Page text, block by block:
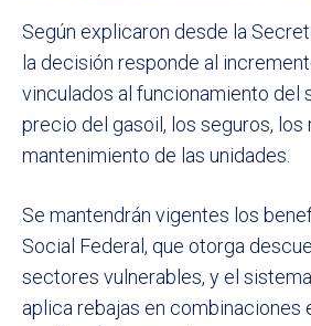
Según explicaron desde la
la decisión responde al
vinculados al funcionamiento del
precio del gasoil, los seguros, los
mantenimiento de las unidades.
Se mantendrán vigentes los
Social Federal, que otorga
sectores vulnerables, y el
aplica rebajas en combinaciones